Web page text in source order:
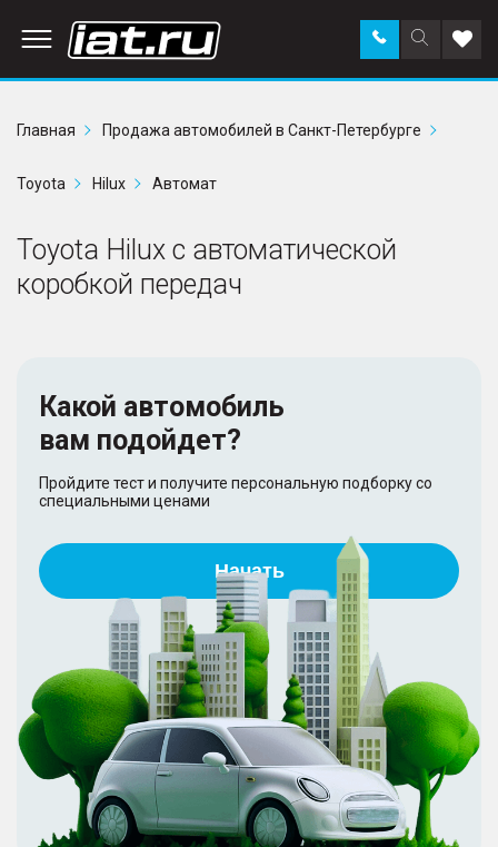
Поиск
по
Заказать
звонок в
Главная
Продажа автомобилей в Санкт-Петербурге
Toyota Hilux Автомат
Toyota Hilux с автоматической
коробкой передач
Какой автомобиль
вам подойдет?
Пройдите тест и получите персональную подборку со
специальными ценами
Начать